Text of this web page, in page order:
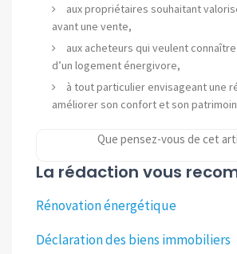
aux propriétaires souhaitant
avant une vente,
aux acheteurs qui veulent
d’un logement énergivore,
à tout particulier envisageant une
améliorer son confort et son
Que pensez-vous de cet
La rédaction vous
Rénovation énergétique
Déclaration des biens immobiliers